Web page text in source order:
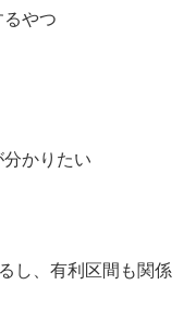
やつ
かりたい
し、有利区間も関係